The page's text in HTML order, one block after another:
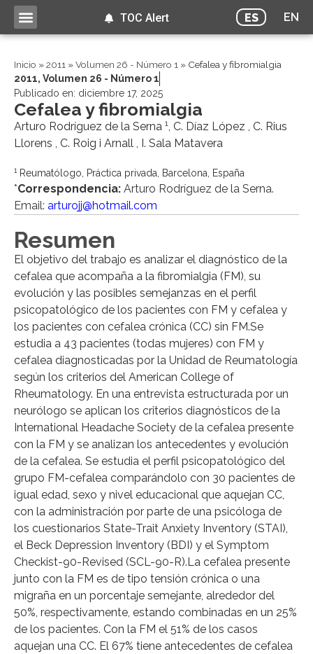
ES EN
TOC Alert
Inicio »2011 »Volumen 26 - Número 1 » Cefalea y fibromialgia
2011, Volumen 26 - Número 1
Publicado en: diciembre 17, 2025
Cefalea y fibromialgia
Arturo Rodríguez de la Serna 1, C. Díaz López , C. Rius
Llorens , C. Roig i Arnall , I. Sala Matavera
1Reumatólogo, Práctica privada, Barcelona, España
*Correspondencia: Arturo Rodríguez de la Serna.
Email: arturojj@hotmail.com
Resumen
El objetivo del trabajo es analizar el diagnóstico de la
cefalea que acompaña a la fibromialgia (FM), su
evolución y las posibles semejanzas en el perfil
psicopatológico de los pacientes con FM y cefalea y
los pacientes con cefalea crónica (CC) sin FM.Se
estudia a 43 pacientes (todas mujeres) con FM y
cefalea diagnosticadas por la Unidad de Reumatología
según los criterios del American College of
Rheumatology. En una entrevista estructurada por un
neurólogo se aplican los criterios diagnósticos de la
International Headache Society de la cefalea presente
con la FM y se analizan los antecedentes y evolución
de la cefalea. Se estudia el perfil psicopatológico del
grupo FM-cefalea comparándolo con 30 pacientes de
igual edad, sexo y nivel educacional que aquejan CC,
con la administración por parte de una psicóloga de
los cuestionarios State-Trait Anxiety Inventory (STAI),
el Beck Depression Inventory (BDI) y el Symptom
Checkist-90-Revised (SCL-90-R).La cefalea presente
junto con la FM es de tipo tensión crónica o una
migraña en un porcentaje semejante, alrededor del
50%, respectivamente, estando combinadas en un 25%
de los pacientes. Con la FM el 51% de los casos
aquejan una CC. El 67% tiene antecedentes de cefalea